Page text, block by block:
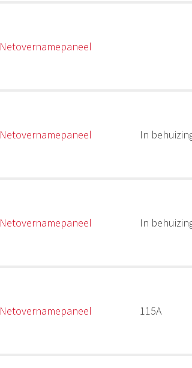
Netovernamepaneel
Netovernamepaneel In
Netovernamepaneel In
Netovernamepaneel 115A